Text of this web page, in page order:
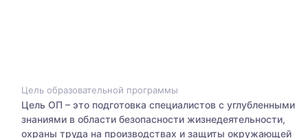
Цель образовательной программы
Цель ОП – это подготовка специалистов с углубленными
знаниями в области безопасности жизнедеятельности,
охраны труда на производствах и защиты окружающей